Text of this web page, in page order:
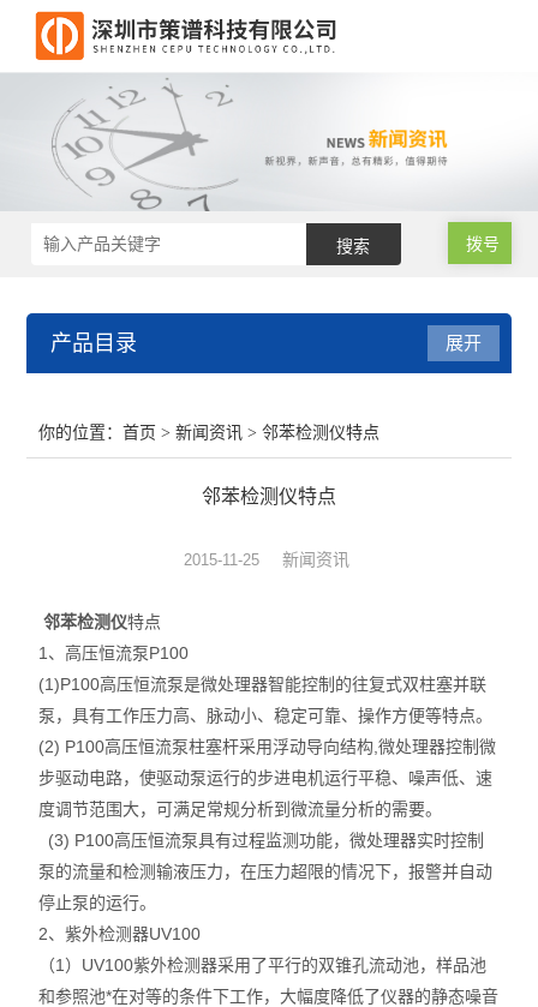
拨号
产品目录
直读光谱仪
X荧光光谱仪
RoHS检测仪
重金属检测仪
元素分析仪
展开
你的位置：首页 >新闻资讯 > 邻苯检测仪特点
邻苯检测仪特点
2015-11-25 新闻资讯
邻苯检测仪特点
1、高压恒流泵P100
(1)P100高压恒流泵是微处理器智能控制的往复式双柱塞并联
泵，具有工作压力高、脉动小、稳定可靠、操作方便等特点。
(2) P100高压恒流泵柱塞杆采用浮动导向结构,微处理器控制微
步驱动电路，使驱动泵运行的步进电机运行平稳、噪声低、速
度调节范围大，可满足常规分析到微流量分析的需要。
(3) P100高压恒流泵具有过程监测功能，微处理器实时控制
泵的流量和检测输液压力，在压力超限的情况下，报警并自动
停止泵的运行。
2、紫外检测器UV100
（1）UV100紫外检测器采用了平行的双锥孔流动池，样品池
和参照池*在对等的条件下工作，大幅度降低了仪器的静态噪音